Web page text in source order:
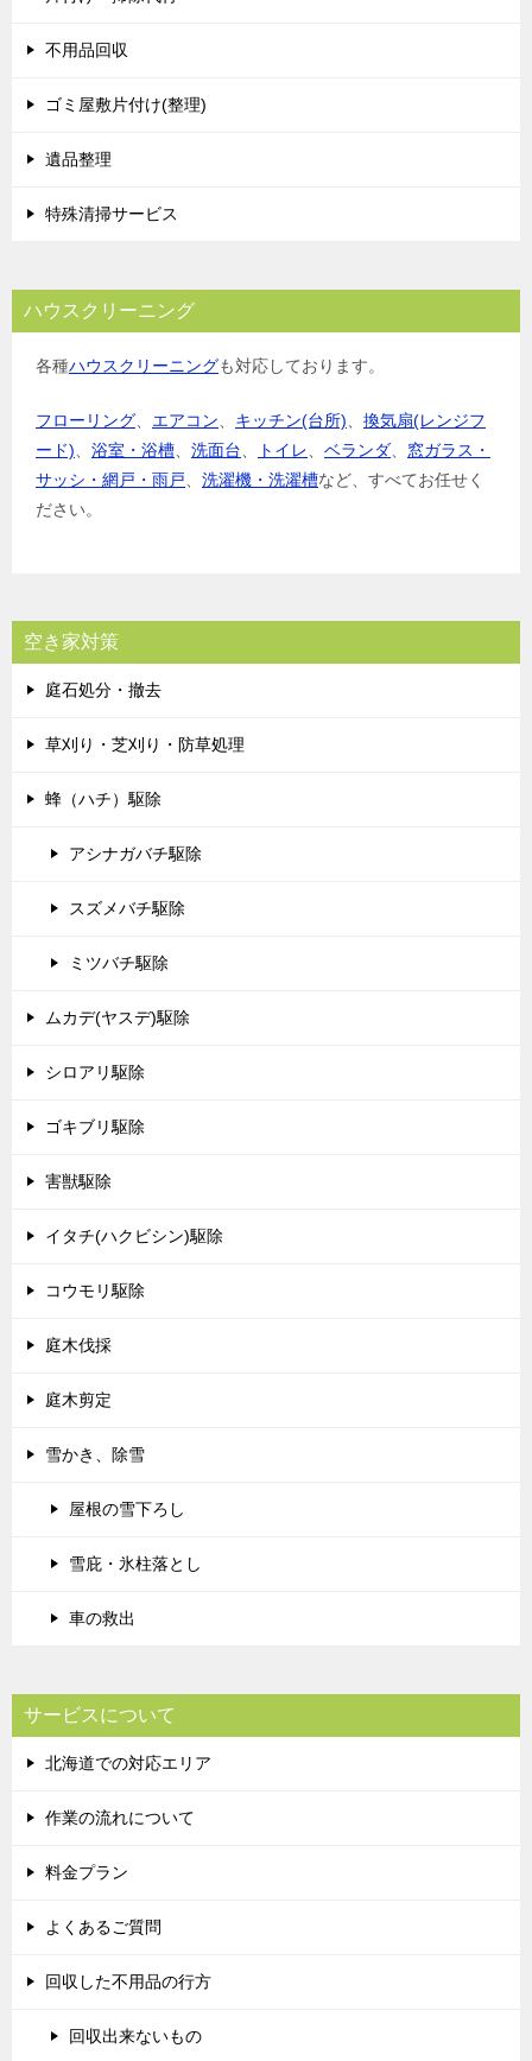
不用品回収
ゴミ屋敷片付け(整理)
遺品整理
特殊清掃サービス
ハウスクリーニング
各種ハウスクリーニングも対応しております。
フローリング エアコン キッチン(台所)
換気扇(レンジフ
ード)
浴室・浴槽 洗面台 トイレ ベランダ
窓ガラス・
サッシ・網戸・雨戸
洗濯機・洗濯槽など、すべてお任せく
ださい。
空き家対策
庭石処分・撤去
草刈り・芝刈り・防草処理
蜂（ハチ）駆除
アシナガバチ駆除
スズメバチ駆除
ミツバチ駆除
ムカデ(ヤスデ)駆除
シロアリ駆除
ゴキブリ駆除
害獣駆除
イタチ(ハクビシン)駆除
コウモリ駆除
庭木伐採
庭木剪定
雪かき、除雪
屋根の雪下ろし
雪庇・氷柱落とし
車の救出
サービスについて
北海道での対応エリア
作業の流れについて
料金プラン
よくあるご質問
回収した不用品の行方
回収出来ないもの